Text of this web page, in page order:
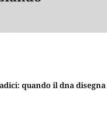
quando il dna disegna